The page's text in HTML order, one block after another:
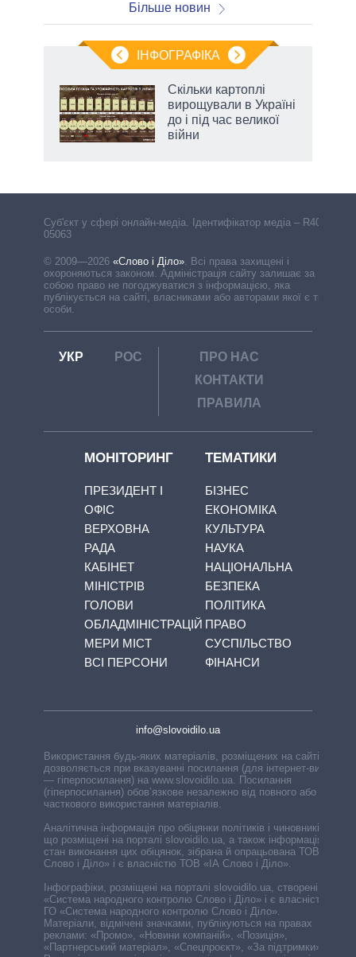
Більше новин
ІНФОГРАФІКА
Скільки картоплі
вирощували в Україні
до і під час великої
війни
Cуб'єкт у сфері онлайн-медіа. Ідентифікатор медіа – R40-
05063
© 2009—2026 «Слово і Діло». Всі права захищені і
охороняються законом. Адміністрація сайту залишає за
собою право не погоджуватися з інформацією, яка
публікується на сайті, власниками або авторами якої є треті
особи.
УКР РОС
ПРО НАС
КОНТАКТИ
ПРАВИЛА
МОНІТОРИНГ
ПРЕЗИДЕНТ І
ОФІС
ВЕРХОВНА
РАДА
КАБІНЕТ
МІНІСТРІВ
ГОЛОВИ
ОБЛАДМІНІСТРАЦІЙ
МЕРИ МІСТ
ВСІ ПЕРСОНИ
ТЕМАТИКИ
БІЗНЕС
ЕКОНОМІКА
КУЛЬТУРА
НАУКА
НАЦІОНАЛЬНА
БЕЗПЕКА
ПОЛІТИКА
ПРАВО
СУСПІЛЬСТВО
ФІНАНСИ
info@slovoidilo.ua
Використання будь-яких матеріалів, розміщених на сайті,
дозволяється при вказуванні посилання (для інтернет-видань
— гіперпосилання) на www.slovoidilo.ua. Посилання
(гіперпосилання) обов’язкове незалежно від повного або
часткового використання матеріалів.
Аналітична інформація про обіцянки політиків і чиновників,
що розміщені на порталі slovoidilo.ua, а також інформація про
стан виконання цих обіцянок, зібрана й опрацьована ТОВ «ІА
Слово і Діло» і є власністю ТОВ «ІА Слово і Діло».
Інфографіки, розміщені на порталі slovoidilo.ua, створені ГО
«Система народного контролю Слово і Діло» і є власністю
ГО «Система народного контролю Слово і Діло».
Матеріали, відмічені значками, публікуються на правах
реклами: «Промо», «Новини компаній», «Позиція»,
«Партнерський матеріал», «Спецпроєкт», «За підтримки».